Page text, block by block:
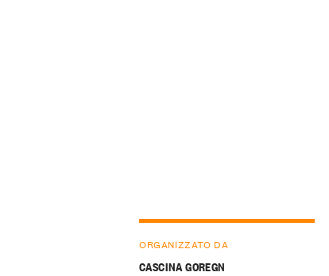
ORGANIZZATO DA
CASCINA GOREGN